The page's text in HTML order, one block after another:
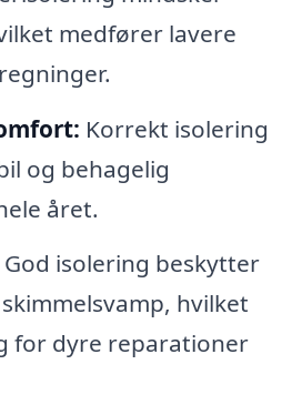
medfører lavere
Korrekt isolering
og behagelig
året.
God isolering beskytter
hvilket
for dyre reparationer